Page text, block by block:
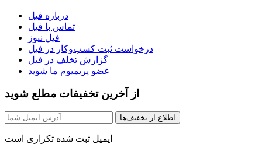
درباره فیل
تماس با فیل
فیل نیوز
درخواست ثبت کسب‌و‌کار در فیل
گزارش تخلف در فیل
عضو پریمیوم ما شوید
از آخرین تخفیفات مطلع شوید
اطلاع از تخفیف‌ها
ایمیل ثبت شده تکراری است